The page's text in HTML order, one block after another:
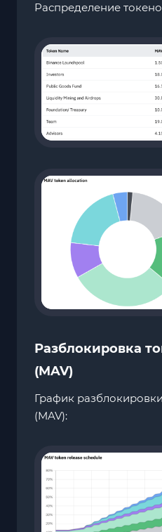
Распределение
Разблокировка
(MAV)
График
(MAV):